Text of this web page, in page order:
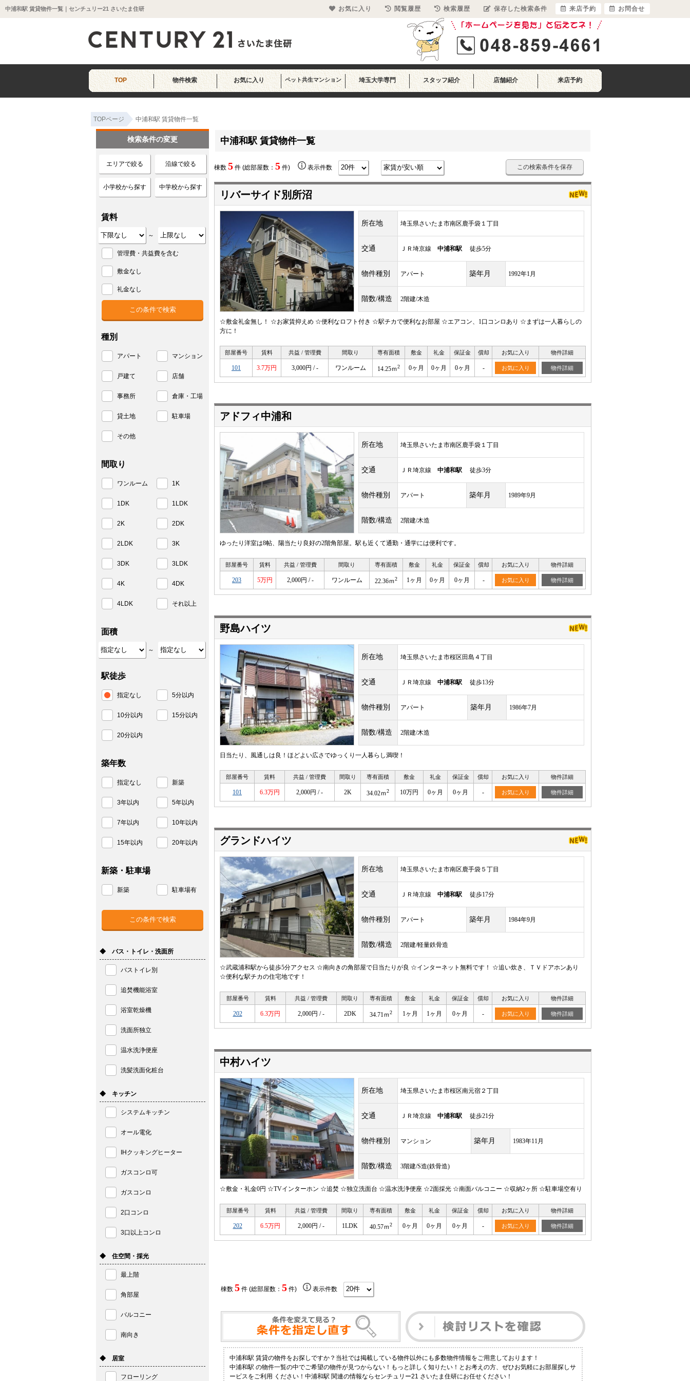
中浦和駅 賃貸物件一覧｜センチュリー21 さいたま住研
TOP 物件検索 お気に入り ペット共生マンション 埼玉大学専門 スタッフ紹介 店舗紹介 来店予約
TOPページ 中浦和駅 賃貸物件一覧
中浦和駅 賃貸物件一覧
棟数 5 件 (総部屋数： 5 件) 表示件数 この検索条件を保存
リバーサイド別所沼
所在地 埼玉県さいたま市南区鹿手袋１丁目
交通 ＪＲ埼京線 中浦和駅 徒歩5分
物件種別 アパート 築年月 1992年1月
階数/構造 2階建/木造
☆敷金礼金無し！ ☆お家賃抑えめ ☆便利なロフト付き ☆駅チカで便利なお部屋 ☆エアコン、1口コンロあり ☆まずは一人暮らしの
方に！
部屋番号 賃料 共益 / 管理費 間取り 専有面積 敷金 礼金 保証金 償却 お気に入り 物件詳細
101 3.7万円 3,000円 / - ワンルーム 14.25ｍ2 0ヶ月 0ヶ月 0ヶ月 - お気に入り 物件詳細
アドフィ中浦和
所在地 埼玉県さいたま市南区鹿手袋１丁目
交通 ＪＲ埼京線 中浦和駅 徒歩3分
物件種別 アパート 築年月 1989年9月
階数/構造 2階建/木造
ゆったり洋室は8帖、陽当たり良好の2階角部屋。駅も近くて通勤・通学には便利です。
部屋番号 賃料 共益 / 管理費 間取り 専有面積 敷金 礼金 保証金 償却 お気に入り 物件詳細
203 5万円 2,000円 / - ワンルーム 22.36ｍ2 1ヶ月 0ヶ月 0ヶ月 - お気に入り 物件詳細
野島ハイツ
所在地 埼玉県さいたま市桜区田島４丁目
交通 ＪＲ埼京線 中浦和駅 徒歩13分
物件種別 アパート 築年月 1986年7月
階数/構造 2階建/木造
日当たり、風通しは良！ほどよい広さでゆっくり一人暮らし満喫！
部屋番号 賃料 共益 / 管理費 間取り 専有面積 敷金 礼金 保証金 償却 お気に入り 物件詳細
101 6.3万円 2,000円 / - 2K 34.02ｍ2 10万円 0ヶ月 0ヶ月 - お気に入り 物件詳細
グランドハイツ
所在地 埼玉県さいたま市南区鹿手袋５丁目
交通 ＪＲ埼京線 中浦和駅 徒歩17分
物件種別 アパート 築年月 1984年9月
階数/構造 2階建/軽量鉄骨造
☆武蔵浦和駅から徒歩5分アクセス ☆南向きの角部屋で日当たりが良 ☆インターネット無料です！ ☆追い炊き、ＴＶドアホンあり
☆便利な駅チカの住宅地です！
部屋番号 賃料 共益 / 管理費 間取り 専有面積 敷金 礼金 保証金 償却 お気に入り 物件詳細
202 6.3万円 2,000円 / - 2DK 34.71ｍ2 1ヶ月 1ヶ月 0ヶ月 - お気に入り 物件詳細
中村ハイツ
所在地 埼玉県さいたま市桜区南元宿２丁目
交通 ＪＲ埼京線 中浦和駅 徒歩21分
物件種別 マンション 築年月 1983年11月
階数/構造 3階建/S造(鉄骨造)
☆敷金・礼金0円 ☆TVインターホン ☆追焚 ☆独立洗面台 ☆温水洗浄便座 ☆2面採光 ☆南面バルコニー ☆収納2ヶ所 ☆駐車場空有り
部屋番号 賃料 共益 / 管理費 間取り 専有面積 敷金 礼金 保証金 償却 お気に入り 物件詳細
202 6.5万円 2,000円 / - 1LDK 40.57ｍ2 0ヶ月 0ヶ月 0ヶ月 - お気に入り 物件詳細
棟数 5件 (総部屋数： 5件) 表示件数
中浦和駅 賃貸の物件をお探しですか？当社では掲載している物件以外にも多数物件情報をご用意しております！
中浦和駅 の物件一覧の中でご希望の物件が見つからない！もっと詳しく知りたい！とお考えの方、ぜひお気軽にお部屋探しサ
ービスをご利用 ください！中浦和駅 関連の情報ならセンチュリー21 さいたま住研にお任せください！
検索条件の変更
エリアで絞る 沿線で絞る
小学校から探す 中学校から探す
賃料
～
管理費・共益費を含む
敷金なし
礼金なし
種別
アパート マンション
戸建て 店舗
事務所 倉庫・工場
貸土地 駐車場
その他
間取り
ワンルーム 1K
1DK 1LDK
2K 2DK
2LDK 3K
3DK 3LDK
4K 4DK
4LDK それ以上
面積
～
駅徒歩
指定なし 5分以内
10分以内 15分以内
20分以内
築年数
指定なし 新築
3年以内 5年以内
7年以内 10年以内
15年以内 20年以内
新築・駐車場
新築 駐車場有
◆ バス・トイレ・洗面所
バストイレ別
追焚機能浴室
浴室乾燥機
洗面所独立
温水洗浄便座
洗髪洗面化粧台
◆ キッチン
システムキッチン
オール電化
IHクッキングヒーター
ガスコンロ可
ガスコンロ
2口コンロ
3口以上コンロ
◆ 住空間・採光
最上階
角部屋
バルコニー
南向き
◆ 居室
フローリング
お気に入り 閲覧履歴 検索履歴 保存した検索条件 来店予約 お問合せ